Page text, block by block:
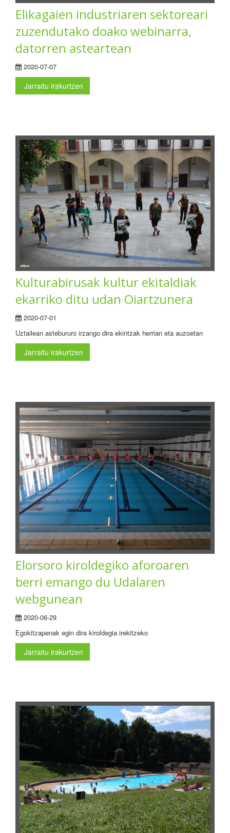
Elikagaien industriaren sektoreari
zuzendutako doako webinarra,
datorren asteartean
2020-07-07
Jarraitu irakurtzen
Kulturabirusak kultur ekitaldiak
ekarriko ditu udan Oiartzunera
2020-07-01
Uztailean astebururo irzango dira ekintzak herrian eta auzoetan
Jarraitu irakurtzen
Elorsoro kiroldegiko aforoaren
berri emango du Udalaren
webgunean
2020-06-29
Egokitzapenak egin dira kiroldegia irekitzeko
Jarraitu irakurtzen